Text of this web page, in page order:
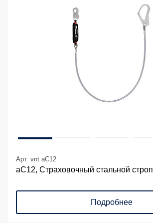
Арт. vnt aC12
аС12, Страховочный стальной строп
Подробнее